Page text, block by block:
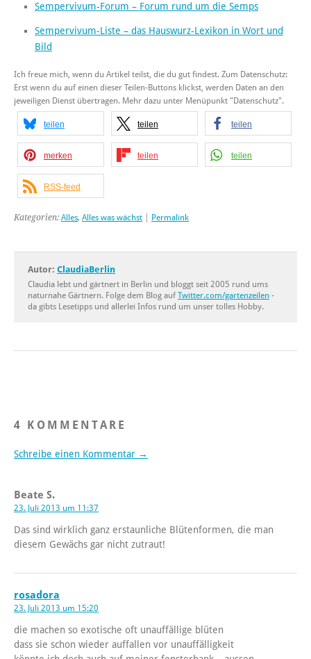
Sempervivum-Forum – Forum rund um die Semps
Sempervivum-Liste – das Hauswurz-Lexikon in Wort und
Bild
Ich freue mich, wenn du Artikel teilst, die du gut findest. Zum Datenschutz:
Erst wenn du auf einen dieser Teilen-Buttons klickst, werden Daten an den
jeweiligen Dienst übertragen. Mehr dazu unter Menüpunkt "Datenschutz".
teilen teilen teilen
merken teilen teilen
RSS-feed
Kategorien: Alles, Alles was wächst Permalink
Autor: ClaudiaBerlin
Claudia lebt und gärtnert in Berlin und bloggt seit 2005 rund ums
naturnahe Gärtnern. Folge dem Blog aufTwitter.com/gartenzeilen -
da gibts Lesetipps und allerlei Infos rund um unser tolles Hobby.
4 KOMMENTARE
Schreibe einen Kommentar →
Beate S.
23. Juli 2013 um 11:37
Das sind wirklich ganz erstaunliche Blütenformen, die man
diesem Gewächs gar nicht zutraut!
rosadora
23. Juli 2013 um 15:20
die machen so exotische oft unauffällige blüten
dass sie schon wieder auffallen vor unauffälligkeit